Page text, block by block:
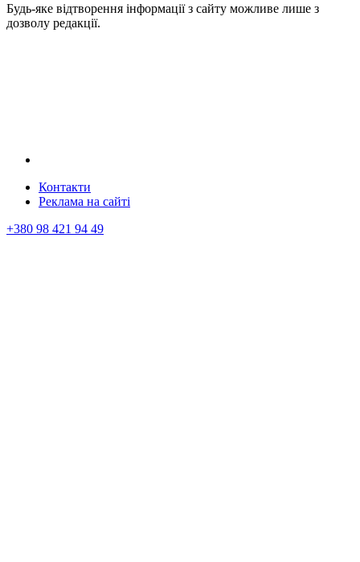
Будь-яке відтворення інформації з сайту можливе лише з
дозволу редакції.
Контакти
Реклама на сайтi
+380 98 421 94 49